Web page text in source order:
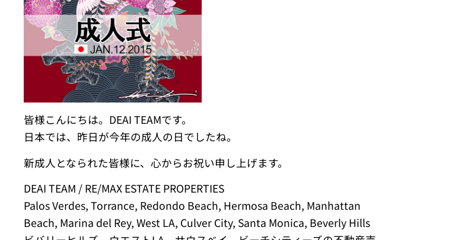
皆様こんにちは。DEAI TEAMです。
日本では、昨日が今年の成人の日でしたね。
新成人となられた皆様に、心からお祝い申し上げます。
DEAI TEAM / RE/MAX ESTATE PROPERTIES
Palos Verdes, Torrance, Redondo Beach, Hermosa Beach, Manhattan
Beach, Marina del Rey, West LA, Culver City, Santa Monica, Beverly Hills